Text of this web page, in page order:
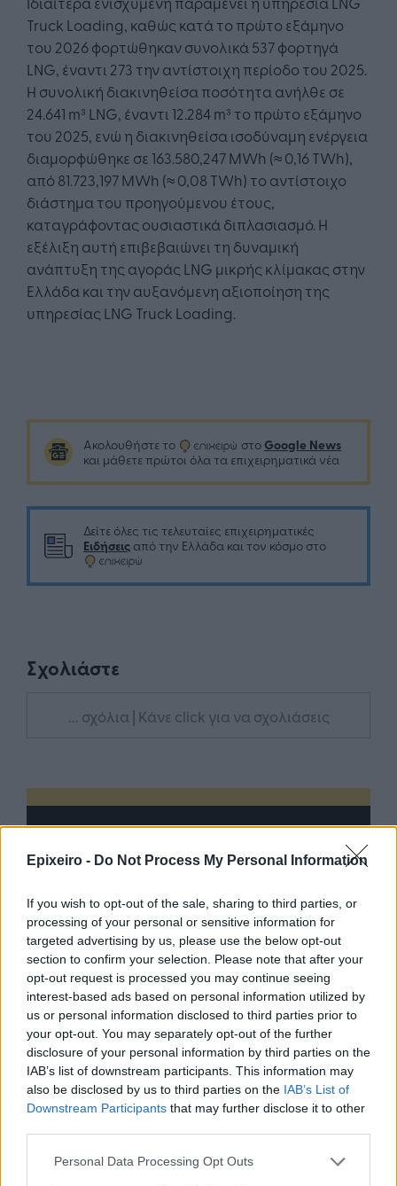
Epixeiro - Do Not Process My Personal Information
If you wish to opt-out of the sale, sharing to third parties, or
processing of your personal or sensitive information for
targeted advertising by us, please use the below opt-out
section to confirm your selection. Please note that after your
opt-out request is processed you may continue seeing
interest-based ads based on personal information utilized by
us or personal information disclosed to third parties prior to
your opt-out. You may separately opt-out of the further
disclosure of your personal information by third parties on the
IAB’s list of downstream participants. This information may
also be disclosed by us to third parties on the IAB’s List of
Downstream Participants that may further disclose it to other
Personal Data Processing Opt Outs
Truck Loading, καθώς κατά το πρώτο εξάμηνο
του 2026 φορτώθηκαν συνολικά 537 φορτηγά
LNG, έναντι 273 την αντίστοιχη περίοδο του 2025.
Η συνολική διακινηθείσα ποσότητα ανήλθε σε
24.641 m³ LNG, έναντι 12.284 m³ το πρώτο εξάμηνο
του 2025, ενώ η διακινηθείσα ισοδύναμη ενέργεια
διαμορφώθηκε σε 163.580,247 MWh (≈ 0,16 TWh),
από 81.723,197 MWh (≈ 0,08 TWh) το αντίστοιχο
διάστημα του προηγούμενου έτους,
καταγράφοντας ουσιαστικά διπλασιασμό. Η
εξέλιξη αυτή επιβεβαιώνει τη δυναμική
ανάπτυξη της αγοράς LNG μικρής κλίμακας στην
Ελλάδα και την αυξανόμενη αξιοποίηση της
υπηρεσίας LNG Truck Loading.
Ακολουθήστε το στο Google News
και μάθετε πρώτοι όλα τα επιχειρηματικά νέα
Δείτε όλες τις τελευταίες επιχειρηματικές
Ειδήσεις από την Ελλάδα και τον κόσμο στο
Σχολιάστε
... σχόλια | Κάνε click για να σχολιάσεις
μέλλον του Insurance στην εποχή του AI